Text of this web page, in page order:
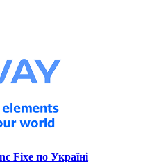
Fixe по Україні